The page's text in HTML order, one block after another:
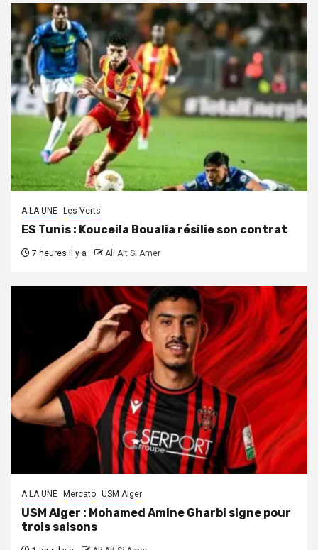
A LA UNE Les Verts
ES Tunis : Kouceila Boualia résilie son contrat
7 heures il y a Ali Ait Si Amer
A LA UNE Mercato USM Alger
USM Alger : Mohamed Amine Gharbi signe pour
trois saisons